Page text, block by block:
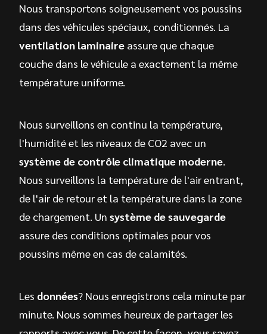
Nous transportons soigneusement vos poussins
dans des véhicules spéciaux, conditionnés. La
ventilation laminaire assure que chaque
couche dans le véhicule a exactement la même
température uniforme.
Nous surveillons en continu la température,
l'humidité et les niveaux de CO2 avec un
système de contrôle climatique moderne
Nous surveillons la température de l'air entrant,
de l'air de retour et la température dans la zone
de chargement. Unsystème de sauvegarde
assure des conditions optimales pour vos
poussins même en cas de calamités.
Les données? Nous enregistrons cela minute par
minute. Nous sommes heureux de partager les